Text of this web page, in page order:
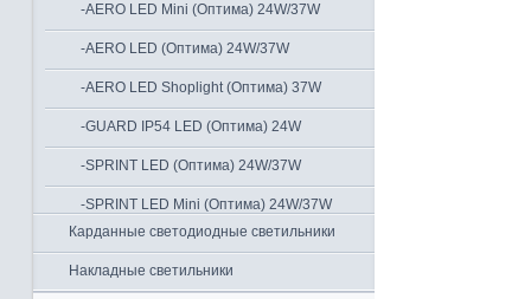
-AERO LED Mini (Оптима) 24W/37W
-AERO LED (Оптима) 24W/37W
-AERO LED Shoplight (Оптима) 37W
-GUARD IP54 LED (Оптима) 24W
-SPRINT LED (Оптима) 24W/37W
-SPRINT LED Mini (Оптима) 24W/37W
Карданные светодиодные светильники
Накладные светильники